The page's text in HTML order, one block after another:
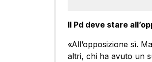
Il Pd deve stare
«All’opposizione sì.
altri, chi ha avuto un